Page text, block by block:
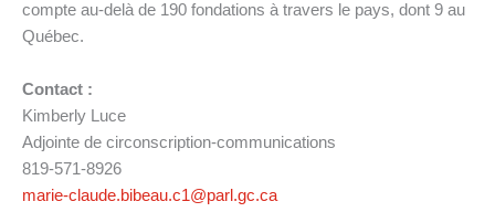
compte au-delà de 190 fondations à travers le pays, dont 9 au
Québec.
Contact :
Kimberly Luce
Adjointe de circonscription-communications
819-571-8926
marie-claude.bibeau.c1@parl.gc.ca